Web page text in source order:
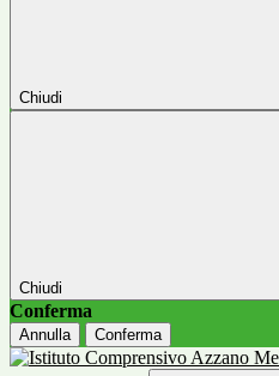
Chiudi
Chiudi
Conferma
Annulla Conferma